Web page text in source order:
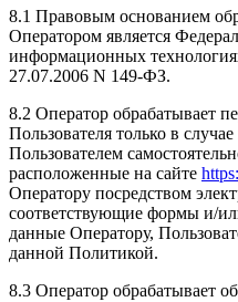
8.1 Правовым основанием
Оператором является
информационных
27.07.2006 N 149-ФЗ.
8.2 Оператор обрабатывает
Пользователя только в
Пользователем
расположенные на сайте
Оператору посредством
соответствующие формы и/
данные Оператору,
данной Политикой.
8.3 Оператор обрабатывает